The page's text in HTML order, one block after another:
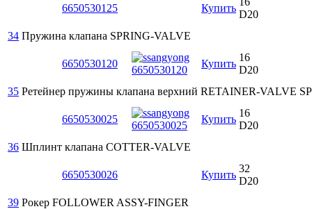
6650530125 Купить
D20
34 Пружина клапана SPRING-VALVE
6650530120 Купить
16
D20
35 Ретейнер пружины клапана верхний RETAINER-VALVE
6650530025 Купить
16
D20
36 Шплинт клапана COTTER-VALVE
6650530026 Купить
32
D20
39 Рокер FOLLOWER ASSY-FINGER